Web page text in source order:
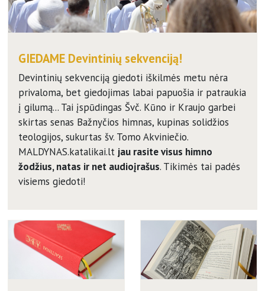
GIEDAME Devintinių sekvenciją!
Devintinių sekvenciją giedoti iškilmės metu nėra
privaloma, bet giedojimas labai papuošia ir patraukia
į gilumą... Tai įspūdingas Švč. Kūno ir Kraujo garbei
skirtas senas Bažnyčios himnas, kupinas solidžios
teologijos, sukurtas šv. Tomo Akviniečio.
MALDYNAS.katalikai.lt jau rasite visus himno
žodžius, natas ir net audioįrašus. Tikimės tai padės
visiems giedoti!